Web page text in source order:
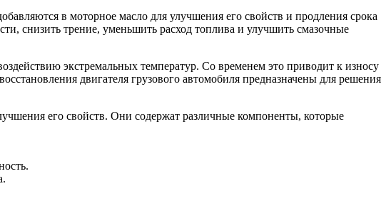
в моторное масло для улучшения его свойств и продления срока
снизить трение, уменьшить расход топлива и улучшить смазочные
экстремальных температур. Со временем это приводит к износу
двигателя грузового автомобиля предназначены для решения
его свойств. Они содержат различные компоненты, которые